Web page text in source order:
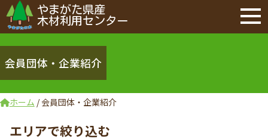
やまがた県産
木材利用センター
会員団体・企業紹介
ホーム /会員団体・企業紹介
エリアで絞り込む